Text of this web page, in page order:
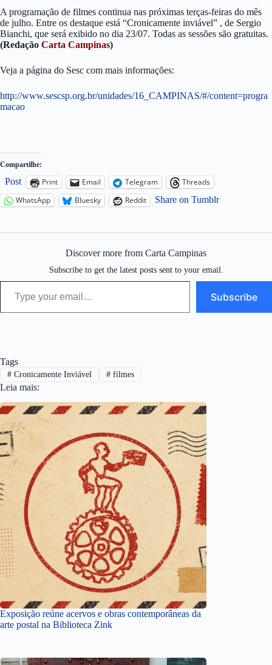
A programação de filmes continua nas próximas terças-feiras do mês
de julho. Entre os destaque está “Cronicamente inviável” , de Sergio
Bianchi, que será exibido no dia 23/07. Todas as sessões são gratuitas.
(Redação Carta Campinas)
Veja a página do Sesc com mais informações:
http://www.sescsp.org.br/unidades/16_CAMPINAS/#/content=progra
macao
Compartilhe:
Post Print Email Telegram
Threads
WhatsApp
Bluesky Reddit Share on Tumblr
Discover more from Carta Campinas
Subscribe to get the latest posts sent to your email.
Type your email…
Subscribe
Tags
#Cronicamente Inviável #filmes
Leia mais:
Exposição reúne acervos e obras contemporâneas da
arte postal na Biblioteca Zink